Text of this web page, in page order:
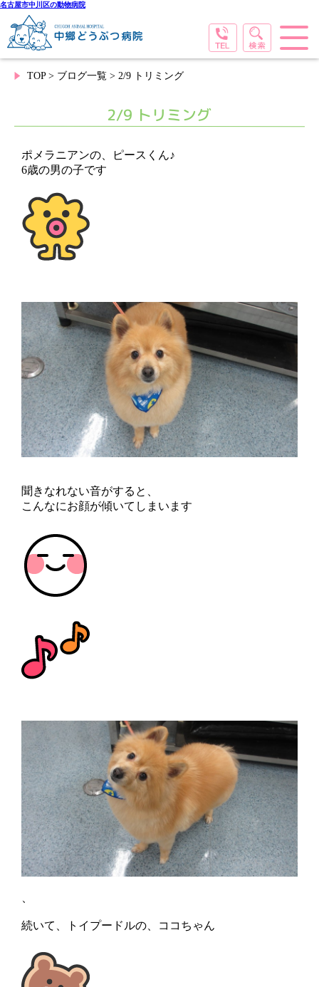
名古屋市中川区の動物病院
TOP> ブログ一覧 > 2/9 トリミング
2/9 トリミング
ポメラニアンの、ピースくん♪
6歳の男の子です
聞きなれない音がすると、
こんなにお顔が傾いてしまいます
続いて、トイプードルの、ココちゃん